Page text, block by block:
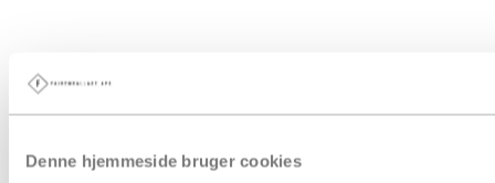
Denne hjemmeside bruger cookies
Papkasser
Pose & affaldssække
Fyld & beskyttelse